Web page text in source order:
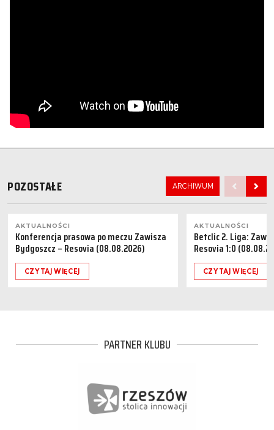
POZOSTAŁE ARCHIWUM
AKTUALNOŚCI
Konferencja prasowa po meczu Zawisza
Bydgoszcz – Resovia (08.08.2026)
CZYTAJ WIĘCEJ
AKTUALNOŚCI
Betclic 2. Liga:
Resovia 1:0
CZYTAJ WIĘCEJ
PARTNER KLUBU